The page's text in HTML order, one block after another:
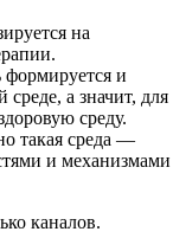
на
формируется и
а значит, для
среду.
такая среда —
и механизмами
каналов.